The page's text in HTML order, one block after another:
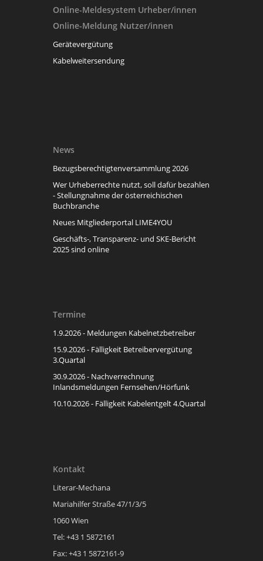
Online-Meldesystem Urheber/innen
Online-Meldung Nutzer/innen
Gerätevergütung
Kabelweitersendung
News
Bezugsberechtigtenversammlung 2026
Wer Urheberrechte nutzt, soll dafür bezahlen
- Stellungnahme der österreichischen
Buchbranche
Neues Mitgliederportal LIME4YOU
Geschäfts-, Transparenz- und SKE-Bericht
2025 sind online
Termine
1.9.2026 - Meldungen Kabelnetzbetreiber
15.9.2026 - Fälligkeit Betreibervergütung
3.Quartal
30.9.2026 - Nachverrechnung
Inlandsmeldungen Fernsehen/Hörfunk
10.10.2026 - Fälligkeit Kabelentgelt 4.Quartal
Kontakt
Literar-Mechana
Mariahilfer Straße 47/1/3/5
1060 Wien
Tel: +43 1 5872161
Fax: +43 1 5872161-9